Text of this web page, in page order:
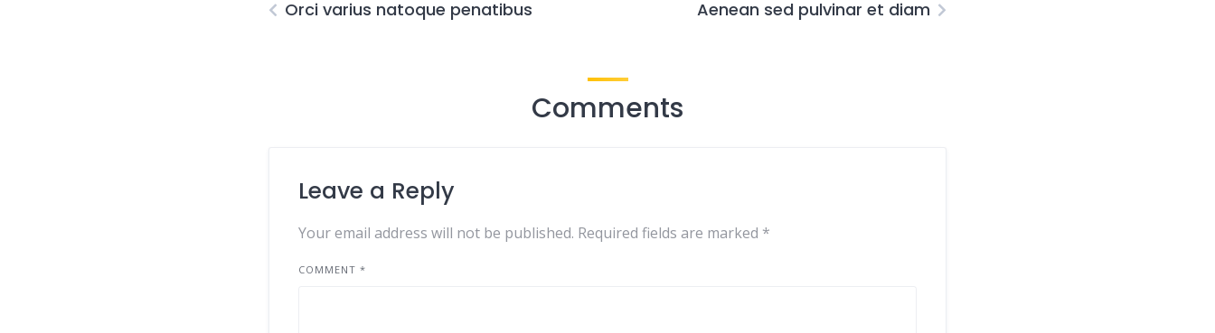
Orci varius natoque penatibus Aenean sed pulvinar et diam
Comments
Leave a Reply
Your email address will not be published. Required fields are marked *
COMMENT*